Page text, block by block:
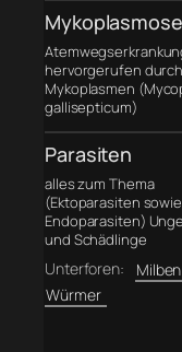
Mykoplasmose
hervorgerufen durch
Mykoplasmen
gallisepticum)
Parasiten
alles zum Thema
(Ektoparasiten sowie
Endoparasiten)
und Schädlinge
Unterforen:
Milben
Würmer